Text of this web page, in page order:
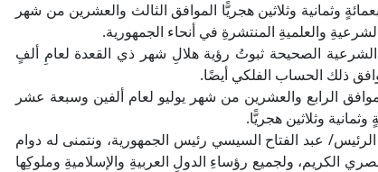
وثمانية وثلاثين هجريًّا الموافق الثالث والعشرين من شهر
والعلميةِ المنتشرةِ في أنحاء الجمهورية.
الشرعية الصحيحة ثبوتُ رؤية هلالِ شهر ذي القعدة لعامِ ألفٍ
وافق ذلك الحساب الفلكي أيضًا.
الرابع والعشرين من شهر يوليو لعام ألفين وسبعة عشر
وثلاثين هجريًّا.
الرئيس/ عبد الفتاح السيسي رئيس الجمهورية، ونتمنى له دوام
الكريم، ولجميع رؤساءِ الدولِ العربيةِ والإسلاميةِ وملوكِها